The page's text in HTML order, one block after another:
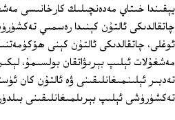
يېقىندا خىتاي مەدەنچىلىك كارخانىسى
چاتقالدىكى ئالتۇن كېنىدا رەسمىي
ئوغلى، چاتقالدىكى ئالتۇن كېنى
مەشغۇلات ئېلىپ بېرىۋاتقان بولسىمۇ،
تەدبىر ئېلىنمىغانلىقىنى ۋە ئالتۇن كان
تەكشۈرۈشى ئېلىپ بېرىلمىغانلىقىنى